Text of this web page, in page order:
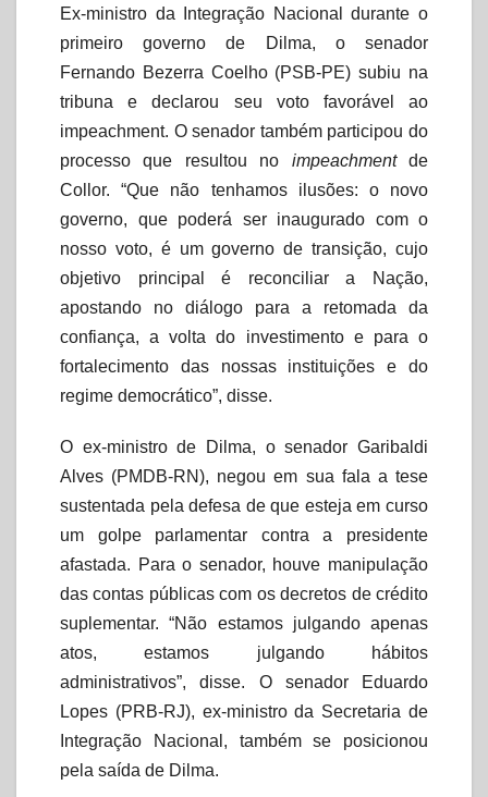
Ex-ministro da Integração Nacional durante o
primeiro governo de Dilma, o senador
Fernando Bezerra Coelho (PSB-PE) subiu na
tribuna e declarou seu voto favorável ao
impeachment. O senador também participou do
processo que resultou no impeachmentde
Collor. “Que não tenhamos ilusões: o novo
governo, que poderá ser inaugurado com o
nosso voto, é um governo de transição, cujo
objetivo principal é reconciliar a Nação,
apostando no diálogo para a retomada da
confiança, a volta do investimento e para o
fortalecimento das nossas instituições e do
regime democrático”, disse.
O ex-ministro de Dilma, o senador Garibaldi
Alves (PMDB-RN), negou em sua fala a tese
sustentada pela defesa de que esteja em curso
um golpe parlamentar contra a presidente
afastada. Para o senador, houve manipulação
das contas públicas com os decretos de crédito
suplementar. “Não estamos julgando apenas
atos, estamos julgando hábitos
administrativos”, disse. O senador Eduardo
Lopes (PRB-RJ), ex-ministro da Secretaria de
Integração Nacional, também se posicionou
pela saída de Dilma.